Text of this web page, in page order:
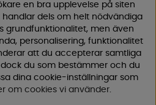
reservdelar till smarta tillbehör
smidigare och roligare.
konkurrenskraftiga priser –
butik i Enköping.
Instagram för inspiration,
en bra upplevelse på siten
dels om helt nödvändiga
grundfunktionalitet, men även
personalisering, funktionalitet
att du accepterar samtliga
du som bestämmer och du
dina cookie-inställningar som
om cookies vi använder.